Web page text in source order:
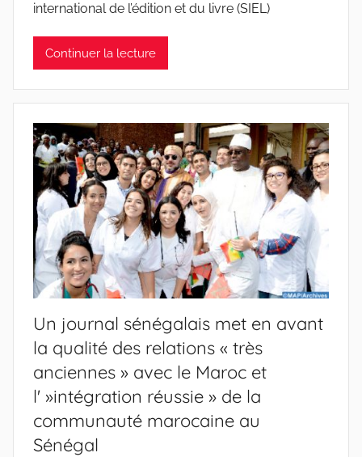
international de l’édition et du livre (SIEL)
Continuer la lecture
Un journal sénégalais met en avant
la qualité des relations « très
anciennes » avec le Maroc et
l' »intégration réussie » de la
communauté marocaine au
Sénégal